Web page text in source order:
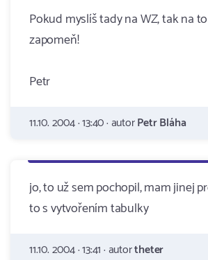
Pokud myslíš tady na WZ, tak na
zapomeň!
Petr
11.10. 2004 · 13:40 · autorPetr Bláha
jo, to už sem pochopil, mam jinej
to s vytvořením tabulky
11.10. 2004 · 13:41 · autortheter